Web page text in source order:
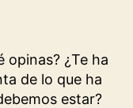
opinas? ¿Te ha
de lo que ha
estar?